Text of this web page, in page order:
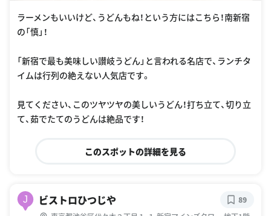
ラーメンもいいけど、うどんもね！という方にはこちら！南新宿
の「慎」！
「新宿で最も美味しい讃岐うどん」と言われる名店で、ランチタ
イムは行列の絶えない人気店です。
見てください、このツヤツヤの美しいうどん！打ち立て、切り立
て、茹でたてのうどんは絶品です！
このスポットの詳細を見る
J ビストロひつじや 89